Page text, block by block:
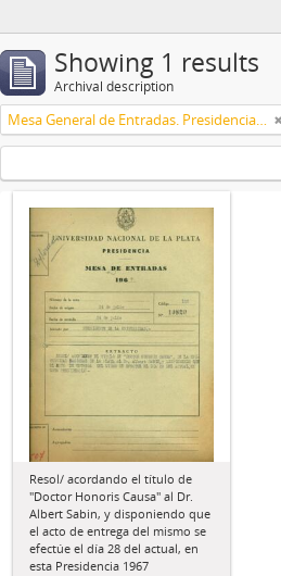
Showing 1 results
Archival description
Mesa General de Entradas. Presidencia UNLP
Resol/ acordando el título de
"Doctor Honoris Causa" al Dr.
Albert Sabin, y disponiendo que
el acto de entrega del mismo se
efectúe el día 28 del actual, en
esta Presidencia 1967